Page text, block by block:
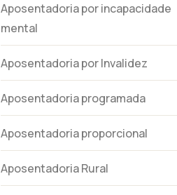
Aposentadoria por incapacidade
mental
Aposentadoria por Invalidez
Aposentadoria programada
Aposentadoria proporcional
Aposentadoria Rural